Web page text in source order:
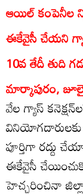
ఆయిల్‌ కంపెనీల
ఈకేవైసీ చేయని
10వ తేదీ తుది
మార్కాపురం,
వేల గ్యాస్‌
పూర్తిగా రద్దు
ఈకేవైసీ
హెచ్చరించినా